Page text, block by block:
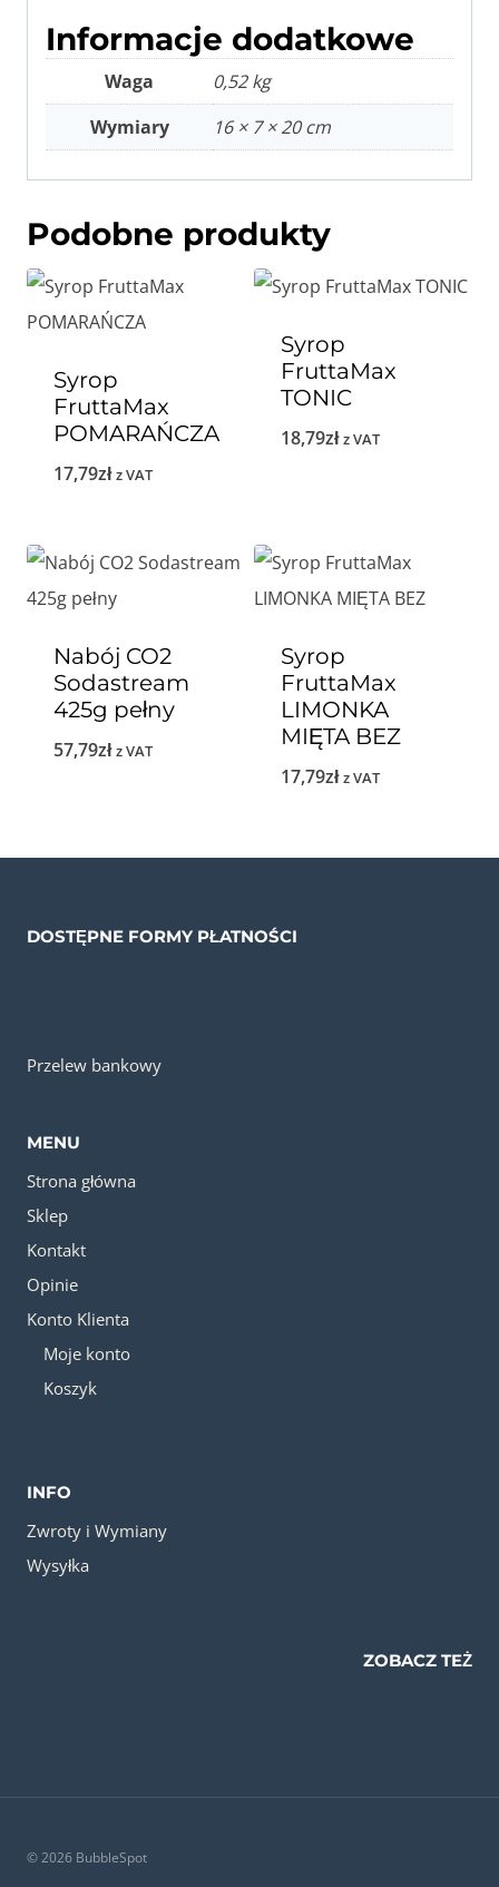
Informacje dodatkowe
Waga
0,52 kg
Wymiary
16 × 7 × 20 cm
Podobne produkty
Syrop
FruttaMax
POMARAŃCZA
17,79zł z VAT
Syrop
FruttaMax
TONIC
18,79zł z VAT
Nabój CO2
Sodastream
425g pełny
57,79zł z VAT
Syrop
FruttaMax
LIMONKA
MIĘTA BEZ
17,79zł z VAT
DOSTĘPNE FORMY PŁATNOŚCI
Przelew bankowy
MENU
Strona główna
Sklep
Kontakt
Opinie
Konto Klienta
Moje konto
Koszyk
INFO
Zwroty i Wymiany
Wysyłka
ZOBACZ TEŻ
© 2026 BubbleSpot